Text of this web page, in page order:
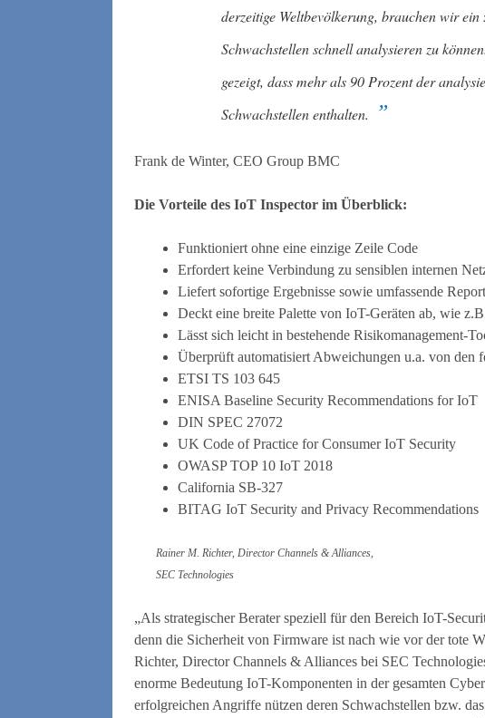
derzeitige Weltbevölkerung, brauchen wir ein
Schwachstellen schnell analysieren zu
gezeigt, dass mehr als 90 Prozent der
Schwachstellen enthalten.
Frank de Winter, CEO Group BMC
Die Vorteile des IoT Inspector im Überblick:
Funktioniert ohne eine einzige Zeile Code
Erfordert keine Verbindung zu sensiblen internen
Liefert sofortige Ergebnisse sowie umfassende
Deckt eine breite Palette von IoT-Geräten ab, wie
Lässt sich leicht in bestehende Risikomanagement-
Überprüft automatisiert Abweichungen u.a. von den
ETSI TS 103 645
ENISA Baseline Security Recommendations for IoT
DIN SPEC 27072
UK Code of Practice for Consumer IoT Security
OWASP TOP 10 IoT 2018
California SB-327
BITAG IoT Security and Privacy Recommendations
Rainer M. Richter, Director Channels & Alliances,
SEC Technologies
„Als strategischer Berater speziell für den Bereich IoT-
denn die Sicherheit von Firmware ist nach wie vor der tote
Richter, Director Channels & Alliances bei SEC
enorme Bedeutung IoT-Komponenten in der gesamten
erfolgreichen Angriffe nützen deren Schwachstellen bzw.